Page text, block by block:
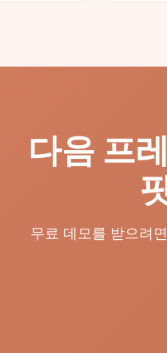
다음 프
무료 데모를 받으려